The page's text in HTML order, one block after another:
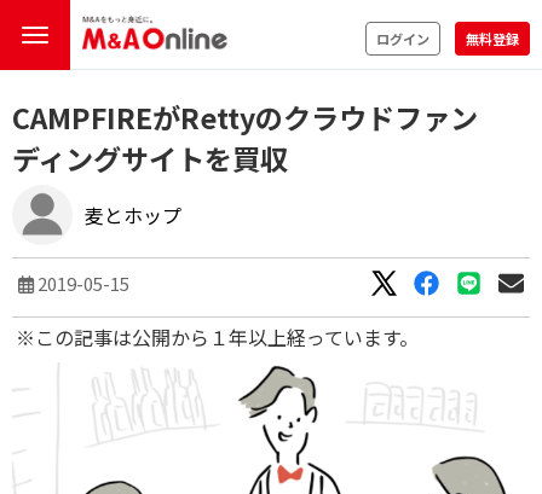
ログイン 無料登録
CAMPFIREがRettyのクラウドファン
ディングサイトを買収
麦とホップ
2019-05-15
※この記事は公開から１年以上経っています。